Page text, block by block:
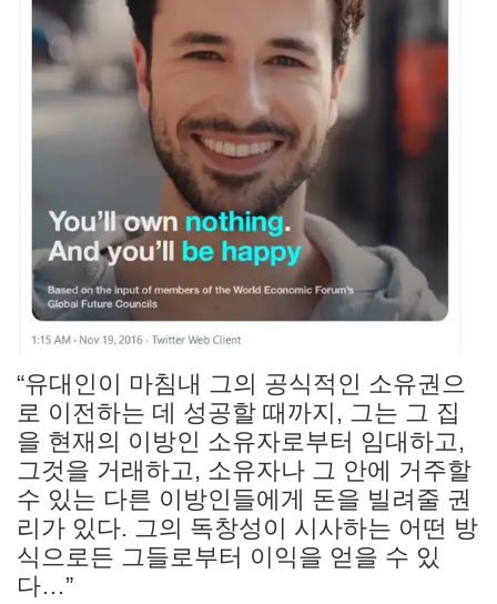
“유대인이 마침내 그의 공식적인 소유권으
로 이전하는 데 성공할 때까지, 그는 그 집
을 현재의 이방인 소유자로부터 임대하고,
그것을 거래하고, 소유자나 그 안에 거주할
수 있는 다른 이방인들에게 돈을 빌려줄 권
리가 있다. 그의 독창성이 시사하는 어떤 방
식으로든 그들로부터 이익을 얻을 수 있
다…”